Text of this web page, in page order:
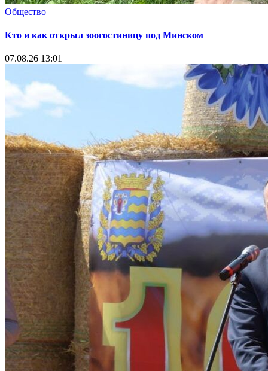
Общество
Кто и как открыл зоогостиницу под Минском
07.08.26 13:01